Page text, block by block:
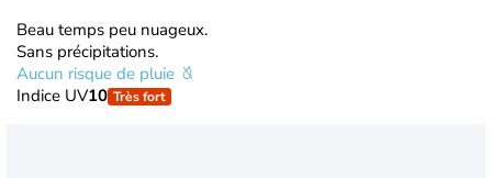
Beau temps peu nuageux.
Sans précipitations.
Aucun risque de pluie
Indice UV10 Très fort